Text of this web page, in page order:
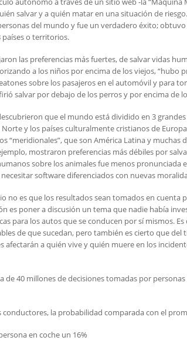
salvar y a quién matar en una situación de
del mundo y fue un verdadero éxito;
países o territorios.
las preferencias más fuertes, de salvar vidas
a los niños por encima de los viejos, “hubo
sobre los pasajeros en el automóvil y para
salvar por debajo de los perros y por encima de
que el mundo está dividido en 3
y los países culturalmente cristianos de
“meridionales”, que son América Latina y muchas
mostraron preferencias más débiles por
sobre los animales fue menos pronunciada
software diferenciados con nuevas
no es que los resultados sean tomados en
es poner a discusión un tema que nadie había
para los autos que se conducen por sí mismos.
de que sucedan, pero también es cierto que
afectarán a quién vive y quién muere en los
de 40 millones de decisiones tomadas por
conductores, la probabilidad comparada con el
en coche un 16%